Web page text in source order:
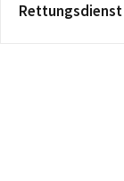
Rettungsdienst